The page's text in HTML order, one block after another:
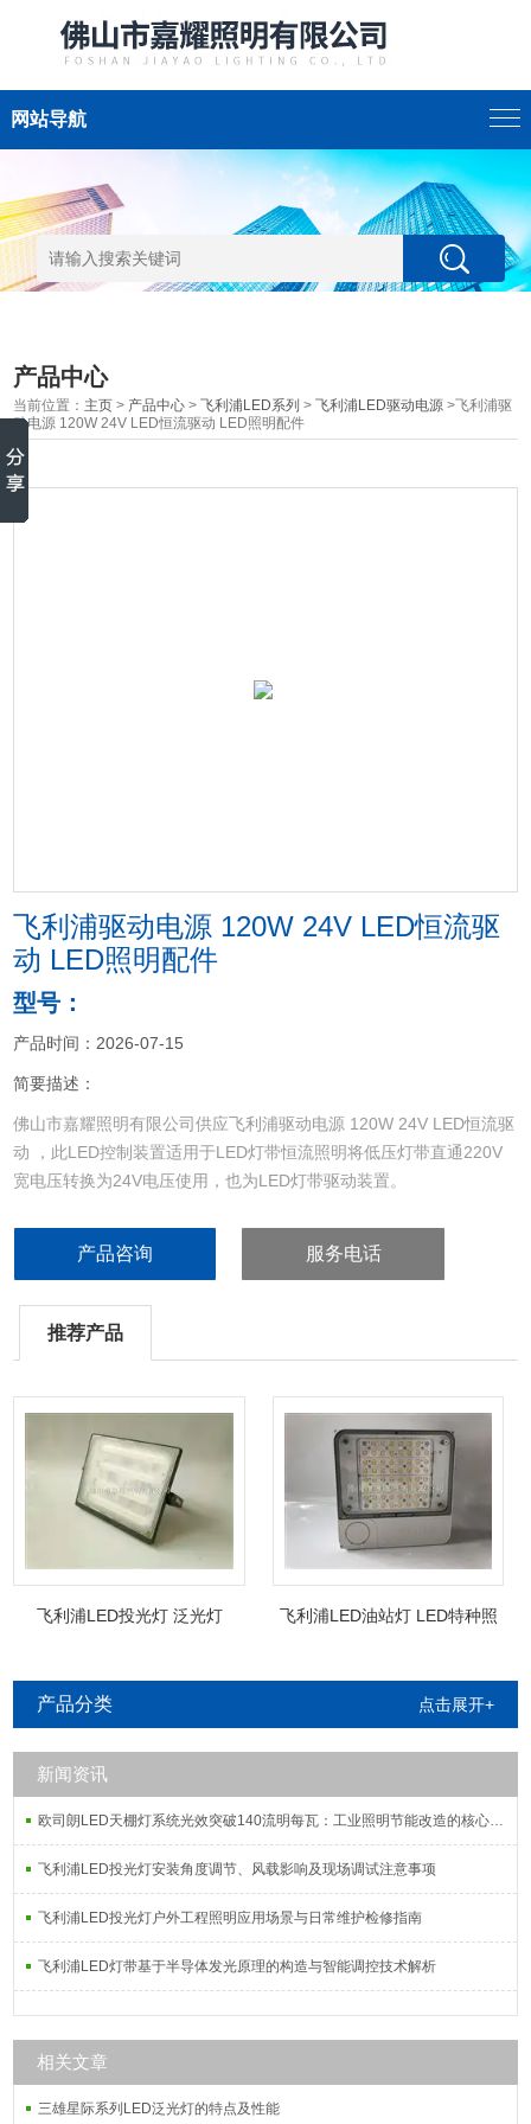
网站导航
产品中心
当前位置： 主页 > 产品中心 >飞利浦LED系列 >飞利浦LED驱动电源 >飞利浦驱
动电源 120W 24V LED恒流驱动 LED照明配件
飞利浦驱动电源 120W 24V LED恒流驱
动 LED照明配件
型号：
产品时间：2026-07-15
简要描述：
佛山市嘉耀照明有限公司供应飞利浦驱动电源 120W 24V LED恒流驱
动 ，此LED控制装置适用于LED灯带恒流照明将低压灯带直通220V
宽电压转换为24V电压使用，也为LED灯带驱动装置。
产品咨询 服务电话
推荐产品
飞利浦LED投光灯 泛光灯
飞利浦LED油站灯 LED特种照
产品分类 点击展开+
新闻资讯
欧司朗LED天棚灯系统光效突破140流明每瓦：工业照明节能改造的核心指标解析
飞利浦LED投光灯安装角度调节、风载影响及现场调试注意事项
飞利浦LED投光灯户外工程照明应用场景与日常维护检修指南
飞利浦LED灯带基于半导体发光原理的构造与智能调控技术解析
相关文章
三雄星际系列LED泛光灯的特点及性能